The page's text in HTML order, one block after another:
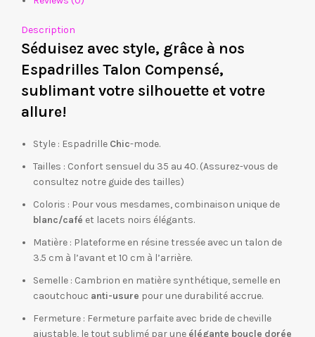
Description
Séduisez avec style, grâce à nos
Espadrilles Talon Compensé,
sublimant votre silhouette et votre
allure!
Style : Espadrille Chic-mode.
Tailles : Confort sensuel du 35 au 40. (Assurez-vous de
consultez notre guide des tailles)
Coloris : Pour vous mesdames, combinaison unique de
blanc/café et lacets noirs élégants.
Matière : Plateforme en résine tressée avec un talon de
3.5 cm à l’avant et 10 cm à l’arrière.
Semelle : Cambrion en matière synthétique, semelle en
caoutchouc anti-usure pour une durabilité accrue.
Fermeture : Fermeture parfaite avec bride de cheville
ajustable, le tout sublimé par une élégante boucle dorée